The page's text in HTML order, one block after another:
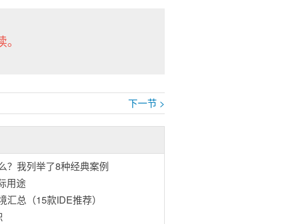
下一节 >
？我列举了8种经典案例
用途
汇总（15款IDE推荐）